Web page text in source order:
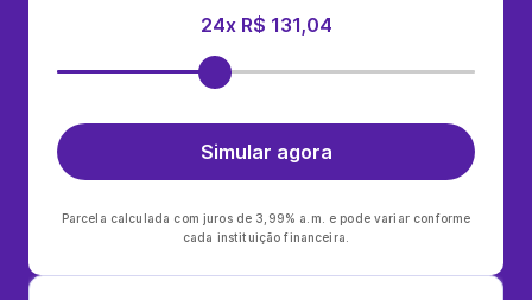
24x R$ 131,04
Simular agora
Parcela calculada com juros de 3,99% a.m. e pode variar conforme
cada instituição financeira.